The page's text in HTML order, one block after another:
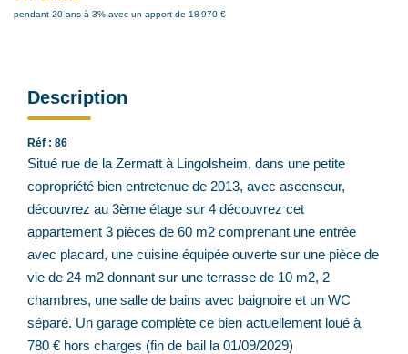
pendant 20 ans à 3% avec un apport de 18 970 €
Description
Réf : 86
Situé rue de la Zermatt à Lingolsheim, dans une petite
copropriété bien entretenue de 2013, avec ascenseur,
découvrez au 3ème étage sur 4 découvrez cet
appartement 3 pièces de 60 m2 comprenant une entrée
avec placard, une cuisine équipée ouverte sur une pièce de
vie de 24 m2 donnant sur une terrasse de 10 m2, 2
chambres, une salle de bains avec baignoire et un WC
séparé. Un garage complète ce bien actuellement loué à
780 € hors charges (fin de bail la 01/09/2029)